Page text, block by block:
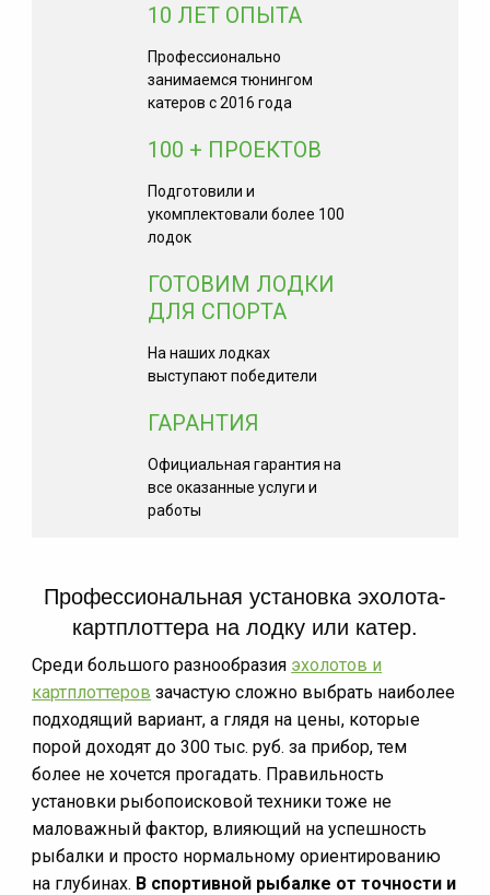
10 ЛЕТ ОПЫТА
Профессионально
занимаемся тюнингом
катеров с 2016 года
100 + ПРОЕКТОВ
Подготовили и
укомплектовали более 100
лодок
ГОТОВИМ ЛОДКИ
ДЛЯ СПОРТА
На наших лодках
выступают победители
ГАРАНТИЯ
Официальная гарантия на
все оказанные услуги и
работы
Профессиональная установка эхолота-
картплоттера на лодку или катер.
Среди большого разнообразия эхолотов и
картплоттеров зачастую сложно выбрать наиболее
подходящий вариант, а глядя на цены, которые
порой доходят до 300 тыс. руб. за прибор, тем
более не хочется прогадать. Правильность
установки рыбопоисковой техники тоже не
маловажный фактор, влияющий на успешность
рыбалки и просто нормальному ориентированию
на глубинах. В спортивной рыбалке от точности и